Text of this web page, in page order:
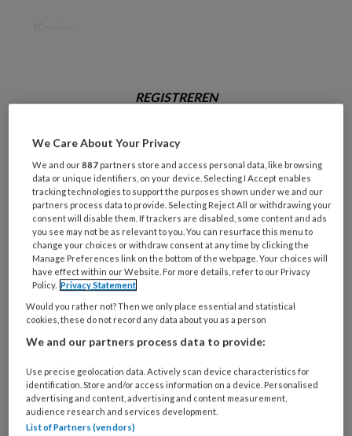
REGISTREREN
Wil je dit artikel lezen?
Maak gratis een account aan en lees 2
artikelen gratis per maand
Al een account of abonnement?Log dan in
Wat
is
je
mailadres?
* *
Kies
wachtwoord* *
Kies
je
We Care About Your Privacy
We and our887 partners store and access personal data, like browsing
data or unique identifiers, on your device. Selecting I Accept enables
tracking technologies to support the purposes shown under we and our
partners process data to provide. Selecting Reject All or withdrawing your
consent will disable them. If trackers are disabled, some content and ads
you see may not be as relevant to you. You can resurface this menu to
change your choices or withdraw consent at any time by clicking the
Manage Preferences link on the bottom of the webpage. Your choices will
have effect within our Website. For more details, refer to our Privacy
Policy. Privacy Statement
Would you rather not? Then we only place essential and statistical
cookies, these do not record any data about you as a person
We and our partners process data to provide:
Use precise geolocation data. Actively scan device characteristics for
identification. Store and/or access information on a device. Personalised
advertising and content, advertising and content measurement,
audience research and services development.
List of Partners (vendors)